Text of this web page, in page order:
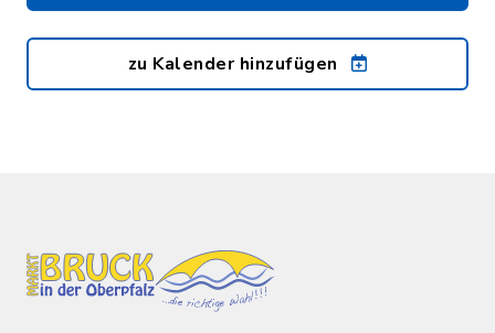
zu Kalender hinzufügen